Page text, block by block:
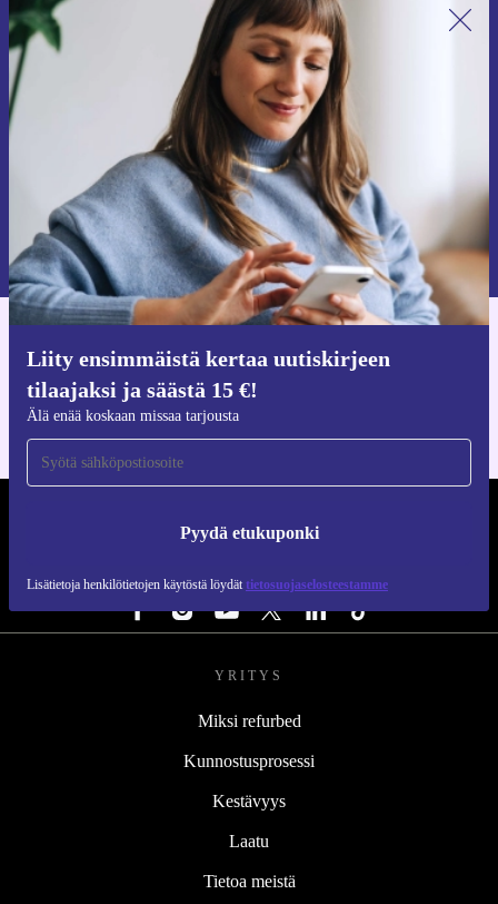
Liity ensimmäistä kertaa uutiskirjeen
tilaajaksi ja säästä 15 €!
Älä enää koskaan missaa tarjousta
Pyydä etukuponki
Lisätietoja henkilötietojen käytöstä löydät tietosuojaselosteestamme
Liity ensimmäistä kertaa uutiskirjeen
tilaajaksi ja säästä 15 €!
Älä missaa enää yhtäkään tarjousta.
Pyydä etukuponki
Lisätietoja henkilötietojen käytöstä löydättietosuojaselosteestamme.
iOS:lle ja Androidille
YRITYS
Miksi refurbed
Kunnostusprosessi
Kestävyys
Laatu
Tietoa meistä